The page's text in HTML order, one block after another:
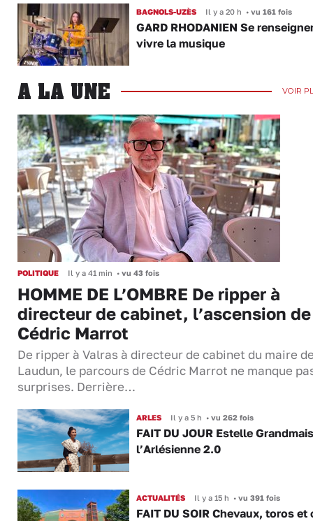
BAGNOLS-UZÈS Il y a 20 h •vu 161 fois
GARD RHODANIEN Se
vivre la musique
A LA UNE VOIR
POLITIQUE Il y a 41 min • vu 43 fois
HOMME DE L’OMBRE De ripper à
directeur de cabinet, l’ascension de
Cédric Marrot
De ripper à Valras à directeur de cabinet du maire
Laudun, le parcours de Cédric Marrot ne manque
surprises. Derrière…
ARLES Il y a 5 h •vu 262 fois
FAIT DU JOUR Estelle
l’Arlésienne 2.0
ACTUALITÉS Il y a 15 h •vu 391 fois
FAIT DU SOIR Chevaux, toros et